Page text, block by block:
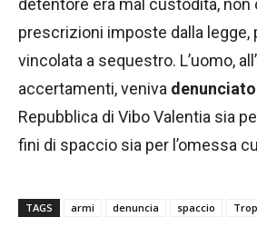
detentore era mal custodita, non
prescrizioni imposte dalla legge,
vincolata a sequestro. L’uomo,
accertamenti, veniva denunciato
Repubblica di Vibo Valentia sia
fini di spaccio sia per l’omessa
TAGS armi denuncia spaccio